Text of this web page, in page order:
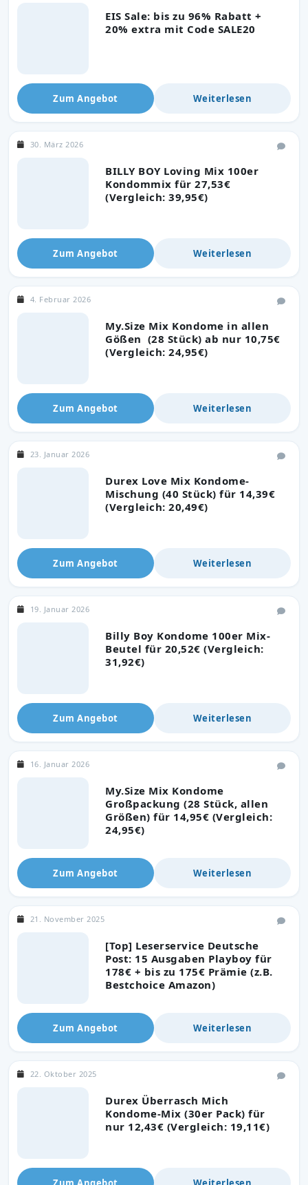
EIS Sale: bis zu 96% Rabatt +
20% extra mit Code SALE20
Zum Angebot Weiterlesen
BILLY BOY Loving Mix 100er
Kondommix für 27,53€
(Vergleich: 39,95€)
30. März 2026
Zum Angebot Weiterlesen
My.Size Mix Kondome in allen
Gößen (28 Stück) ab nur 10,75€
(Vergleich: 24,95€)
4. Februar 2026
Zum Angebot Weiterlesen
Durex Love Mix Kondome-
Mischung (40 Stück) für 14,39€
(Vergleich: 20,49€)
23. Januar 2026
Zum Angebot Weiterlesen
Billy Boy Kondome 100er Mix-
Beutel für 20,52€ (Vergleich:
31,92€)
19. Januar 2026
Zum Angebot Weiterlesen
My.Size Mix Kondome
Großpackung (28 Stück, allen
Größen) für 14,95€ (Vergleich:
24,95€)
16. Januar 2026
Zum Angebot Weiterlesen
[Top] Leserservice Deutsche
Post: 15 Ausgaben Playboy für
178€ + bis zu 175€ Prämie (z.B.
Bestchoice Amazon)
21. November 2025
Zum Angebot Weiterlesen
Durex Überrasch Mich
Kondome-Mix (30er Pack) für
nur 12,43€ (Vergleich: 19,11€)
22. Oktober 2025